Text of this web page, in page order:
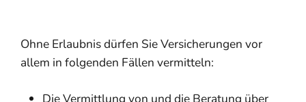
Ohne Erlaubnis dürfen Sie Versicherungen vor
allem in folgenden Fällen vermitteln:
Die Vermittlung von und die Beratung über